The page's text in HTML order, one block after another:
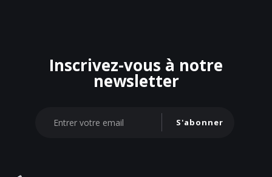
Inscrivez-vous à notre
newsletter
S'abonner